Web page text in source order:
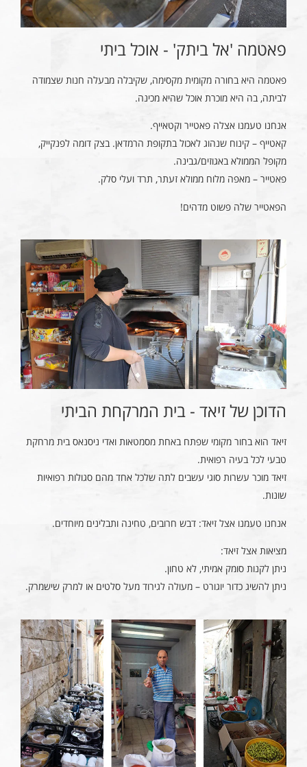
פאטמה 'אל ביתק' - אוכל ביתי
פאטמה היא בחורה מקומית מקסימה, שקיבלה מבעלה חנות שצמודה
לביתה, בה היא מוכרת אוכל שהיא מכינה.
אנחנו טעמנו אצלה פאטייר וקטאייף.
קאטייף – קינוח שנהוג לאכול בתקופת הרמדאן. בצק דומה לפנקייק,
מקופל הממולא באגוזים/גבינה.
פאטייר – מאפה מלוח ממולא זעתר, תרד ועלי סלק.
הפאטייר שלה פשוט מדהים!
הדוכן של זיאד - בית המרקחת הביתי
זיאד הוא בחור מקומי שפתח באחת מסמטאות ואדי ניסנאס בית מרחקת
טבעי לכל בעיה רפואית.
זיאד מוכר עשרות סוגי עשבים לתה שלכל אחד מהם סגולות רפואיות
שונות.
אנחנו טעמנו אצל זיאד: דבש חרובים, טחינה ותבלינים מיוחדים.
מציאות אצל זיאד:
ניתן לקנות סומק אמיתי, לא טחון.
ניתן להשיג כדור יוגורט – מעולה לגירוד מעל סלטים או למרק שישמרק.